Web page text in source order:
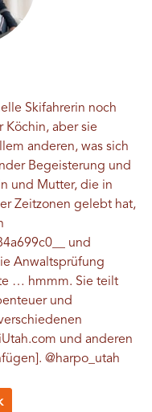
Skifahrerin noch
Köchin, aber sie
anderen, was sich
Begeisterung und
und Mutter, die in
Zeitzonen gelebt hat,
und
Anwaltsprüfung
… hmmm. Sie teilt
und
und anderen
@harpo_utah